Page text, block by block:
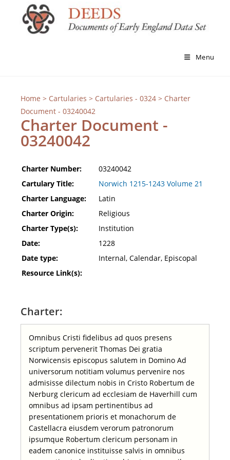
Menu
Home > Cartularies > Cartularies - 0324> Charter
Document - 03240042
Charter Document -
03240042
Charter Number:
03240042
Cartulary Title:
Norwich 1215-1243 Volume 21
Charter Language:
Latin
Charter Origin:
Religious
Charter Type(s):
Institution
Date:
1228
Date type:
Internal, Calendar, Episcopal
Resource Link(s):
Charter:
Omnibus Cristi fidelibus ad quos presens
scriptum pervenerit Thomas Dei gratia
Norwicensis episcopus salutem in Domino Ad
universorum notitiam volumus pervenire nos
admisisse dilectum nobis in Cristo Robertum de
Nerburg clericum ad ecclesiam de Haverhill cum
omnibus ad ipsam pertinentibus ad
presentationem prioris et monachorum de
Castellacra eiusdem verorum patronorum
ipsumque Robertum clericum personam in
eadem canonice instituisse salvis in omnibus